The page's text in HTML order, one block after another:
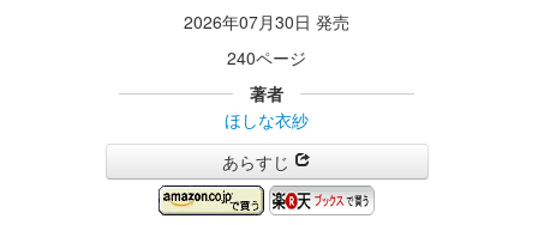
2026年07月30日 発売
240ページ
著者
ほしな衣紗
あらすじ